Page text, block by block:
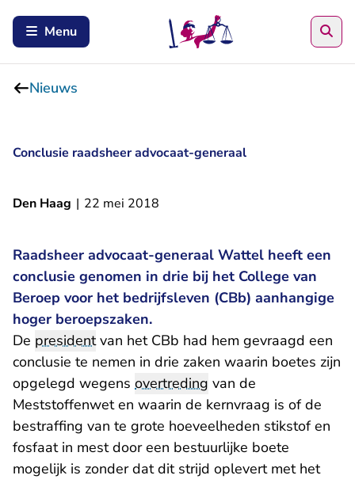
Menu
Nieuws
Conclusie raadsheer advocaat-generaal
Den Haag | 22 mei 2018
Raadsheer advocaat-generaal Wattel heeft een
conclusie genomen in drie bij het College van
Beroep voor het bedrijfsleven (CBb) aanhangige
hoger beroepszaken.
De presidentvan het CBb had hem gevraagd een
conclusie te nemen in drie zaken waarin boetes zijn
opgelegd wegens overtreding van de
Meststoffenwet en waarin de kernvraag is of de
bestraffing van te grote hoeveelheden stikstof en
fosfaat in mest door een bestuurlijke boete
mogelijk is zonder dat dit strijd oplevert met het